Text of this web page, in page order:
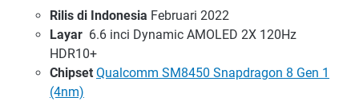
Rilis di Indonesia Februari 2022
Layar 6.6 inci Dynamic AMOLED 2X 120Hz
HDR10+
Chipset Qualcomm SM8450 Snapdragon 8 Gen 1
(4nm)